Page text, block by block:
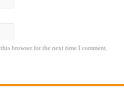
browser for the next time I comment.